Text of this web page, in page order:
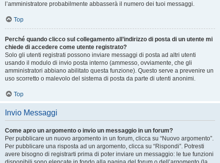
l’amministratore probabilmente abbasserà il numero dei tuoi messaggi.
Top
Perché quando clicco sul collegamento all’indirizzo di posta di un utente mi
chiede di accedere come utente registrato?
Solo gli utenti registrati possono inviare messaggi di posta ad altri utenti
usando il modulo di invio posta interno (ammesso, ovviamente, che gli
amministratori abbiano abilitato questa funzione). Questo serve a prevenire un
uso scorretto o malevolo del sistema di posta da parte di utenti anonimi.
Top
Invio Messaggi
Come apro un argomento o invio un messaggio in un forum?
Per pubblicare un nuovo argomento in un forum, clicca su “Nuovo argomento”.
Per pubblicare una risposta ad un argomento, clicca su “Rispondi”. Potresti
avere bisogno di registrarti prima di poter inviare un messaggio: le tue funzioni